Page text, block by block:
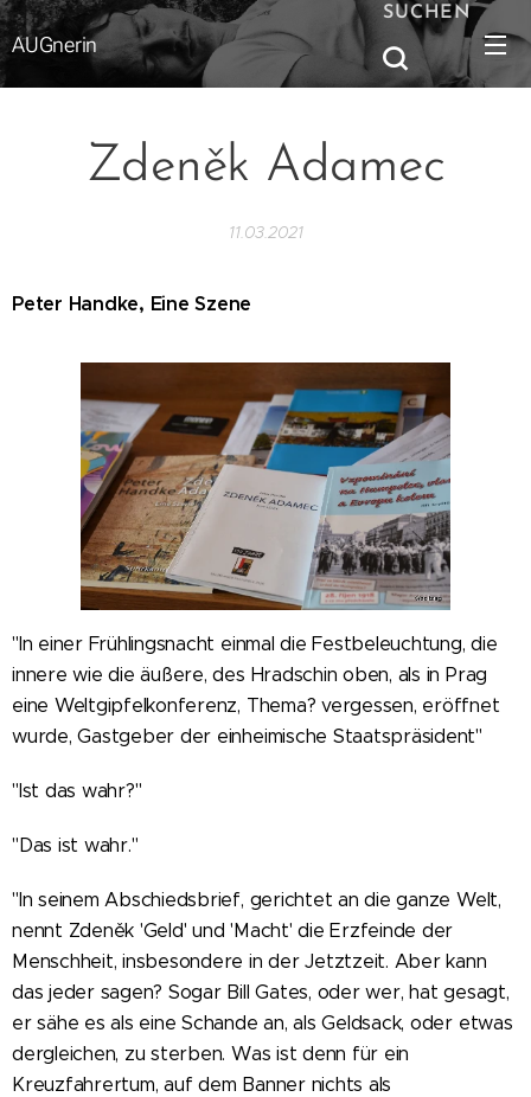
AUGnerin
SUCHEN
Zdeněk Adamec
11.03.2021
Peter Handke, Eine Szene
"In einer Frühlingsnacht einmal die Festbeleuchtung, die
innere wie die äußere, des Hradschin oben, als in Prag
eine Weltgipfelkonferenz, Thema? vergessen, eröffnet
wurde, Gastgeber der einheimische Staatspräsident"
"Ist das wahr?"
"Das ist wahr."
"In seinem Abschiedsbrief, gerichtet an die ganze Welt,
nennt Zdeněk 'Geld' und 'Macht' die Erzfeinde der
Menschheit, insbesondere in der Jetztzeit. Aber kann
das jeder sagen? Sogar Bill Gates, oder wer, hat gesagt,
er sähe es als eine Schande an, als Geldsack, oder etwas
dergleichen, zu sterben. Was ist denn für ein
Kreuzfahrertum, auf dem Banner nichts als